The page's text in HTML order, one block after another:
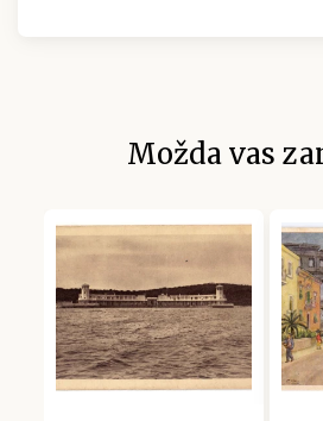
Možda vas